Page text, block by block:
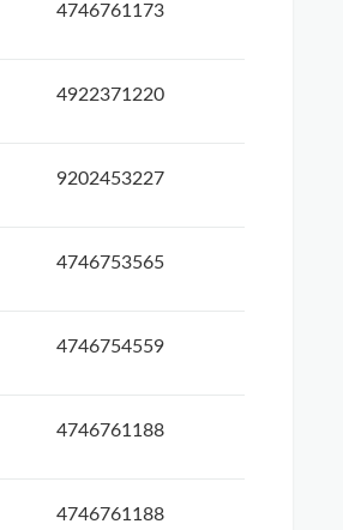
4746761173
4922371220
9202453227
4746753565
4746754559
4746761188
4746761188